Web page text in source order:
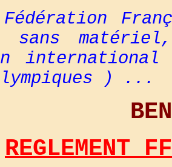
Fédération
sans
) ...
REGLEMENT